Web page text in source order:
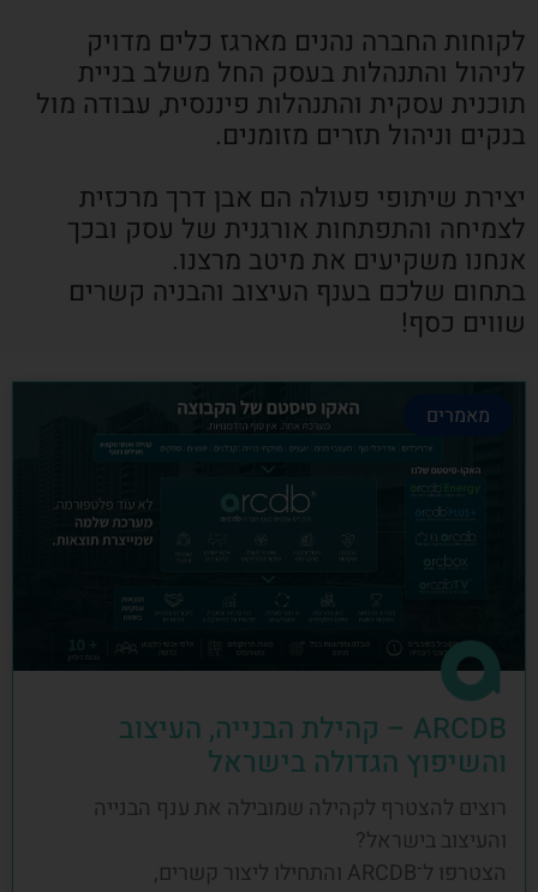
לקוחות החברה נהנים מארגז כלים מדויק
לניהול והתנהלות בעסק החל משלב בניית
תוכנית עסקית והתנהלות פיננסית, עבודה מול
בנקים וניהול תזרים מזומנים.
יצירת שיתופי פעולה הם אבן דרך מרכזית
לצמיחה והתפתחות אורגנית של עסק ובכך
אנחנו משקיעים את מיטב מרצנו.
בתחום שלכם בענף העיצוב והבניה קשרים
שווים כסף!
מאמרים
ARCDB – קהילת הבנייה, העיצוב
והשיפוץ הגדולה בישראל
רוצים להצטרף לקהילה שמובילה את ענף הבנייה
והעיצוב בישראל?
הצטרפו ל־ARCDB והתחילו ליצור קשרים,